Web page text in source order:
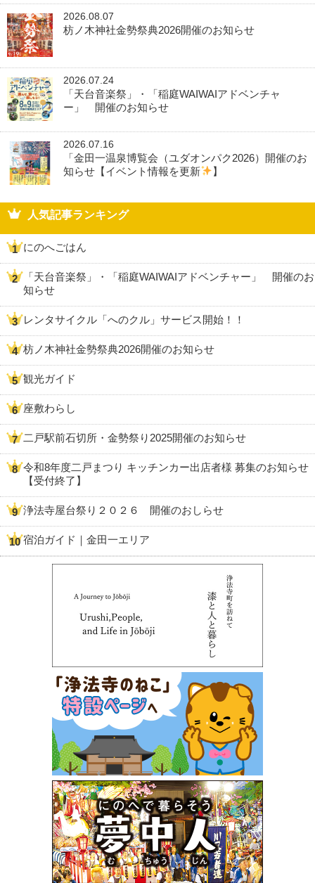
2026.08.07
枋ノ木神社金勢祭典2026開催のお知らせ
2026.07.24
「天台音楽祭」・「稲庭WAIWAIアドベンチャ
ー」 開催のお知らせ
2026.07.16
「金田一温泉博覧会（ユダオンパク2026）開催のお
知らせ【イベント情報を更新
】
人気記事ランキング
にのへごはん
「天台音楽祭」・「稲庭WAIWAIアドベンチャー」 開催のお
知らせ
レンタサイクル「へのクル」サービス開始！！
枋ノ木神社金勢祭典2026開催のお知らせ
観光ガイド
座敷わらし
二戸駅前石切所・金勢祭り2025開催のお知らせ
令和8年度二戸まつり キッチンカー出店者様 募集のお知らせ
【受付終了】
浄法寺屋台祭り２０２６ 開催のおしらせ
宿泊ガイド｜金田一エリア